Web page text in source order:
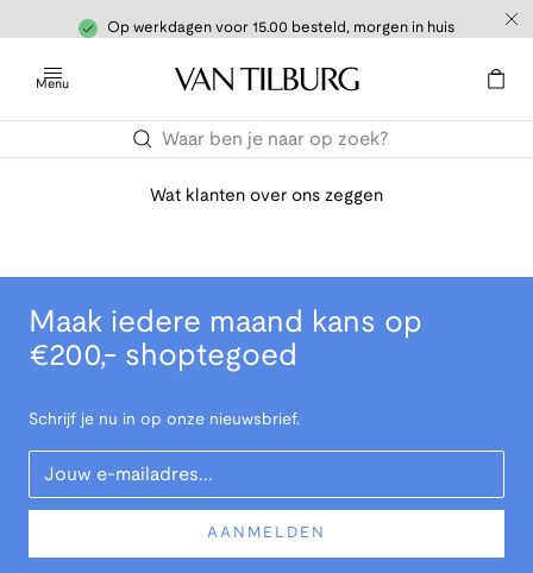
Op werkdagen voor 15.00 besteld, morgen in huis
Menu
Wat klanten over ons zeggen
Maak iedere maand kans op
€200,- shoptegoed
Schrijf je nu in op onze nieuwsbrief.
Your Email
AANMELDEN